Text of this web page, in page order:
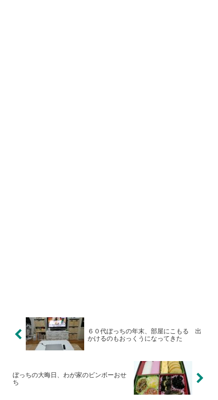
６０代ぼっちの年末、部屋にこもる 出
かけるのもおっくうになってきた
ぼっちの大晦日、わが家のビンボーおせ
ち